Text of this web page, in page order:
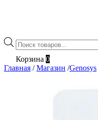
Поиск
товаров
Корзина 0
Главная / Магазин /Genosys